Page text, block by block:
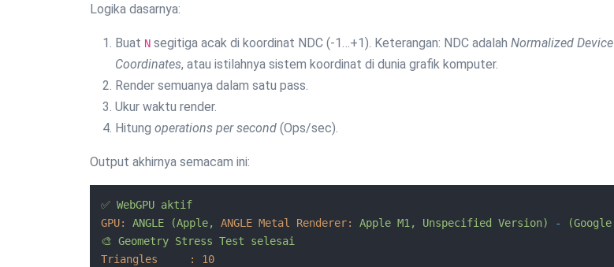
Logika dasarnya:
Buat N segitiga acak di koordinat NDC (-1…+1). Keterangan: NDC adalah Normalized Device
Coordinates, atau istilahnya sistem koordinat di dunia grafik komputer.
Render semuanya dalam satu pass.
Ukur waktu render.
Hitung operations per second (Ops/sec).
Output akhirnya semacam ini:
✅ WebGPU aktif
GPU:
ANGLE (Apple, ANGLE Metal Renderer: Apple M1, Unspecified Version) - (Google
🎨 Geometry Stress Test
selesai
Triangles     :
10